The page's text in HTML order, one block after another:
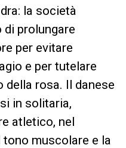
la società
prolungare
per evitare
e per tutelare
della rosa. Il danese
in solitaria,
atletico, nel
muscolare e la